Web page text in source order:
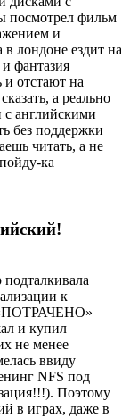
посмотрел фильм
и
лондоне ездит на
и фантазия
и отстают на
а реально
с английскими
без поддержки
читать, а не
ка
к
«ПОТРАЧЕНО»
и купил
не менее
ввиду
NFS под
Поэтому
в играх, даже в